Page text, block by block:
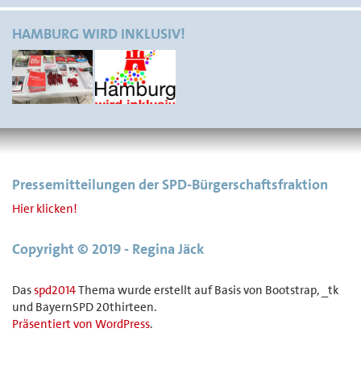
HAMBURG WIRD INKLUSIV!
Pressemitteilungen der SPD-Bürgerschaftsfraktion
Hier klicken!
Copyright © 2019 - Regina Jäck
Dasspd2014Thema wurde erstellt auf Basis von Bootstrap, _tk
und BayernSPD 20thirteen.
Präsentiert von WordPress.